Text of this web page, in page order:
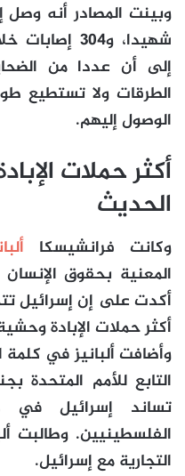
إلى أن عددا من
الطرقات ولا تستطيع
الوصول إليهم.
أكثر حملات
الحديث
وكانت فرانشيسكا
المعنية بحقوق
أكدت على إن إسرائيل
أكثر حملات الإبادة
وأضافت ألبانيز في
التابع للأمم المتحدة
تساند إسرائيل في
الفلسطينيين. وطالبت
التجارية مع إسرائيل.